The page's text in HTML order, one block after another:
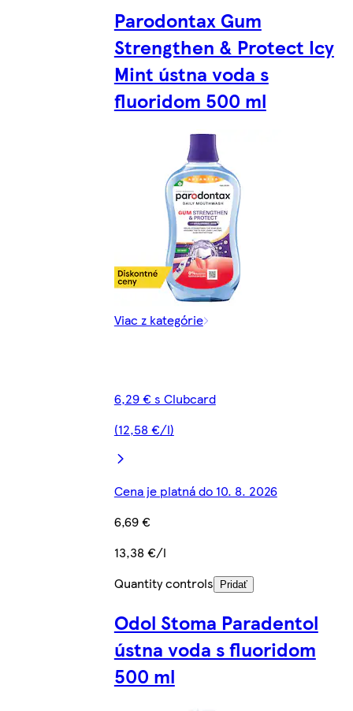
Parodontax Gum
Strengthen & Protect Icy
Mint ústna voda s
fluoridom 500 ml
Viac z kategórie
6,29 € s Clubcard
(12,58 €/l)
Cena je platná do 10. 8. 2026
6,69 €
13,38 €/l
Quantity controls
Pridať
Odol Stoma Paradentol
ústna voda s fluoridom
500 ml